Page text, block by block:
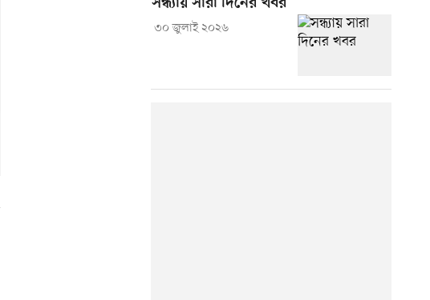
৩০ জুলাই ২০২৬